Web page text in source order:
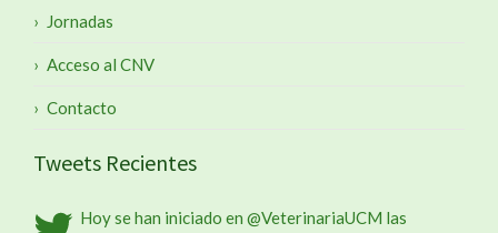
Jornadas
Acceso al CNV
Contacto
Tweets Recientes
Hoy se han iniciado en @VeterinariaUCM las